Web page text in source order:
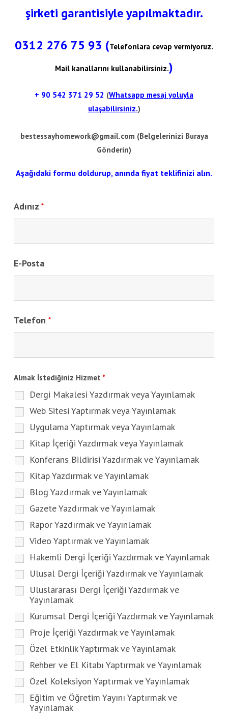
şirketi garantisiyle yapılmaktadır.
0312 276 75 93 (Telefonlara cevap vermiyoruz.
Mail kanallarını kullanabilirsiniz.)
+ 90 542 371 29 52 (Whatsapp mesaj yoluyla
ulaşabilirsiniz.)
bestessayhomework@gmail.com (Belgelerinizi Buraya
Gönderin)
Aşağıdaki formu doldurup, anında fiyat teklifinizi alın.
Adınız *
E-Posta
Telefon *
Almak İstediğiniz Hizmet *
Dergi Makalesi Yazdırmak veya Yayınlamak
Web Sitesi Yaptırmak veya Yayınlamak
Uygulama Yaptırmak veya Yayınlamak
Kitap İçeriği Yazdırmak veya Yayınlamak
Konferans Bildirisi Yazdırmak ve Yayınlamak
Kitap Yazdırmak ve Yayınlamak
Blog Yazdırmak ve Yayınlamak
Gazete Yazdırmak ve Yayınlamak
Rapor Yazdırmak ve Yayınlamak
Video Yaptırmak ve Yayınlamak
Hakemli Dergi İçeriği Yazdırmak ve Yayınlamak
Ulusal Dergi İçeriği Yazdırmak ve Yayınlamak
Uluslararası Dergi İçeriği Yazdırmak ve
Yayınlamak
Kurumsal Dergi İçeriği Yazdırmak ve Yayınlamak
Proje İçeriği Yazdırmak ve Yayınlamak
Özel Etkinlik Yaptırmak ve Yayınlamak
Rehber ve El Kitabı Yaptırmak ve Yayınlamak
Özel Koleksiyon Yaptırmak ve Yayınlamak
Eğitim ve Öğretim Yayını Yaptırmak ve
Yayınlamak